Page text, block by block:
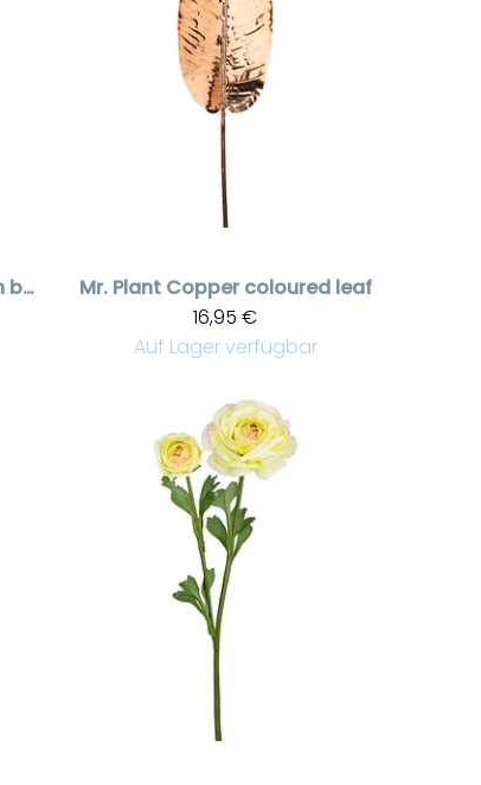
Eucalyptus branch with berries
Mr. Plant Copper coloured leaf
16,95 €
Auf Lager verfügbar